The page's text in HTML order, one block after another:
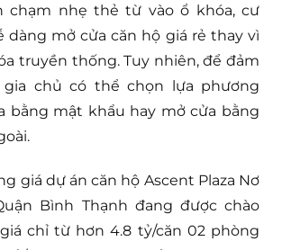
chạm nhẹ thẻ từ vào ổ khóa, cư
dàng mở cửa căn hộ giá rẻ thay vì
truyền thống. Tuy nhiên, để đảm
gia chủ có thể chọn lựa phương
bằng mật khẩu hay mở cửa bằng
giá dự án căn hộ Ascent Plaza Nơ
Bình Thạnh đang được chào
chỉ từ hơn 4.8 tỷ/căn 02 phòng